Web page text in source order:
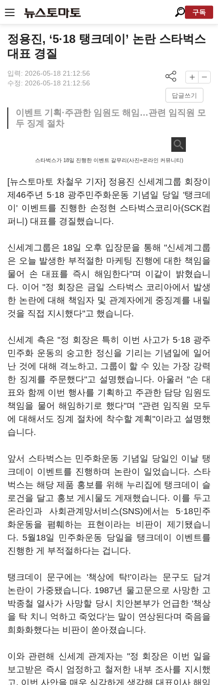
구독
정용진, ‘5·18 탱크데이’ 논란 스타벅스
대표 경질
입력: 2026-05-18 21:12:56
수정: 2026-05-18 21:12:56
답글쓰기
이벤트 기획·주관한 임원도 해임…관련 임직원 모
두 징계 절차
스타벅스가 18일 진행한 이벤트 갈무리(사진=온라인 커뮤니티)
[뉴스토마토 차철우 기자] 정용진 신세계그룹 회장이
제46주년 5·18 광주민주화운동 기념일 당일 '탱크데
이' 이벤트를 진행한 손정현 스타벅스코리아(SCK컴
퍼니) 대표를 경질했습니다.
신세계그룹은 18일 오후 입장문을 통해 "신세계그룹
은 오늘 발생한 부적절한 마케팅 진행에 대한 책임을
물어 손 대표를 즉시 해임한다"며 이같이 밝혔습니
다. 이어 "정 회장은 금일 스타벅스 코리아에서 발생
한 논란에 대해 책임자 및 관계자에게 중징계를 내릴
것을 직접 지시했다"고 했습니다.
신세계 측은 "정 회장은 특히 이번 사고가 5·18 광주
민주화 운동의 숭고한 정신을 기리는 기념일에 일어
난 것에 대해 격노하고, 그룹이 할 수 있는 가장 강력
한 징계를 주문했다"고 설명했습니다. 아울러 "손 대
표와 함께 이번 행사를 기획하고 주관한 담당 임원도
책임을 물어 해임하기로 했다"며 "관련 임직원 모두
에 대해서도 징계 절차에 착수할 계획"이라고 설명했
습니다.
앞서 스타벅스는 민주화운동 기념일 당일인 이날 탱
크데이 이벤트를 진행하며 논란이 일었습니다. 스타
벅스는 해당 제품 홍보를 위해 누리집에 탱크데이 슬
로건을 달고 홍보 게시물도 게재했습니다. 이를 두고
온라인과 사회관계망서비스(SNS)에서는 5·18민주
화운동을 폄훼하는 표현이라는 비판이 제기됐습니
다. 5월18일 민주화운동 당일을 탱크데이 이벤트를
진행한 게 부적절하다는 겁니다.
탱크데이 문구에는 '책상에 탁!'이라는 문구도 담겨
논란이 가중됐습니다. 1987년 물고문으로 사망한 고
박종철 열사가 사망할 당시 치안본부가 언급한 '책상
을 탁 치니 억하고 죽었다'는 말이 연상된다며 죽음을
희화화했다는 비판이 쏟아졌습니다.
이와 관련해 신세계 관계자는 "정 회장은 이번 일을
보고받은 즉시 엄정하고 철저한 내부 조사를 지시했
고, 이번 사안을 매우 심각하게 생각해 대표이사 해임